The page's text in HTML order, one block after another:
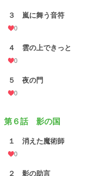
３ 嵐に舞う音符
0
４ 雲の上できっと
0
５ 夜の門
0
第６話 影の国
１ 消えた魔術師
0
２ 影の助言